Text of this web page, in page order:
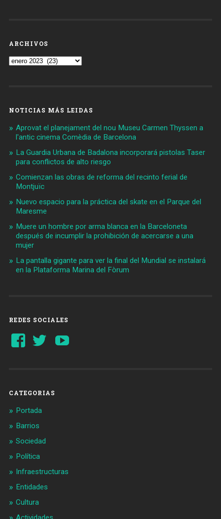
ARCHIVOS
Archivos
NOTICIAS MÁS LEIDAS
Aprovat el planejament del nou Museu Carmen Thyssen a
l'antic cinema Comèdia de Barcelona
La Guardia Urbana de Badalona incorporará pistolas Taser
para conflictos de alto riesgo
Comienzan las obras de reforma del recinto ferial de
Montjuïc
Nuevo espacio para la práctica del skate en el Parque del
Maresme
Muere un hombre por arma blanca en la Barceloneta
después de incumplir la prohibición de acercarse a una
mujer
La pantalla gigante para ver la final del Mundial se instalará
en la Plataforma Marina del Fòrum
REDES SOCIALES
Ver
perfil
Ver
perfil
CATEGORIAS
Portada
Barrios
Sociedad
Política
Infraestructuras
Entidades
Cultura